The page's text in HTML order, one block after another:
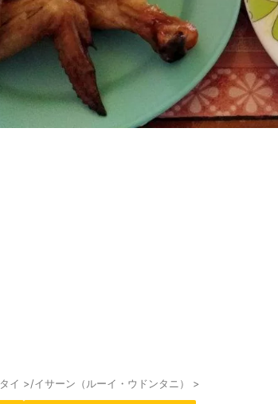
タイ >/イサーン（ルーイ・ウドンタニ） >